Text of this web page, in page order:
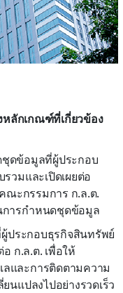
หลักเกณฑ์ที่เกี่ยวข้อง
ชุดข้อมูลที่ผู้ประกอบ
วมและเปิดเผยต่อ
ณะกรรมการ ก.ล.ต.
การกำหนดชุดข้อมูล
ประกอบธุรกิจสินทรัพย์
อ ก.ล.ต. เพื่อให้
และการติดตามความ
นแปลงไปอย่างรวดเร็ว